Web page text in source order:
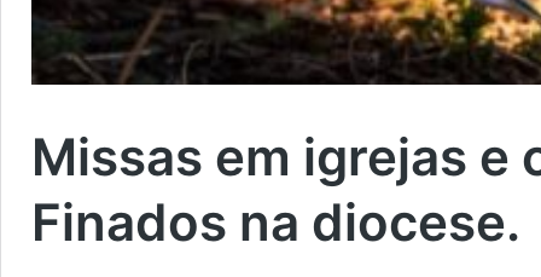
Missas em igrejas e
Finados na diocese.